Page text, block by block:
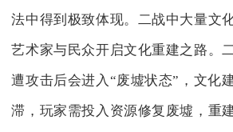
法中得到极致体现。二战中大量文
艺术家与民众开启文化重建之路。
遭攻击后会进入“废墟状态”，文化
滞，玩家需投入资源修复废墟，重